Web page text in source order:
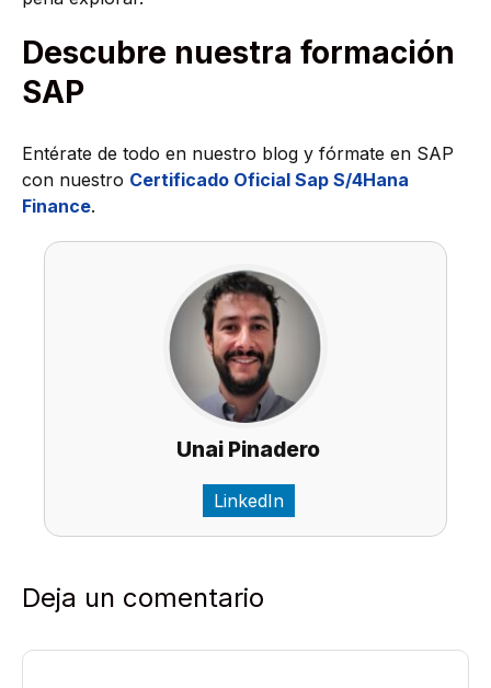
Descubre nuestra formación
SAP
Entérate de todo en nuestro blog y fórmate en SAP
con nuestro Certificado Oficial Sap S/4Hana
Finance.
Unai Pinadero
LinkedIn
Deja un comentario
Comentario